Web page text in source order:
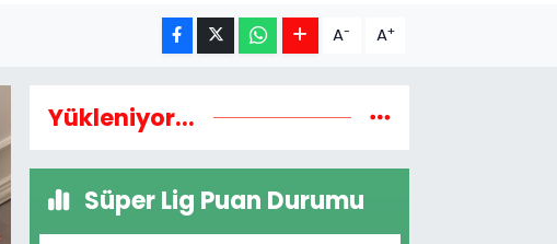
A- A+
Yükleniyor...
Süper Lig Puan Durumu